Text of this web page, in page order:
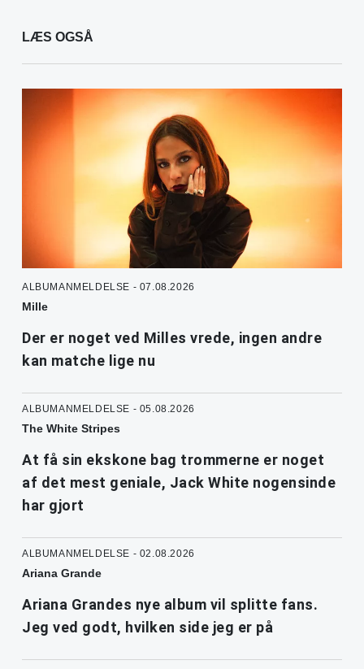
LÆS OGSÅ
ALBUMANMELDELSE - 07.08.2026
Mille
Der er noget ved Milles vrede, ingen andre
kan matche lige nu
ALBUMANMELDELSE - 05.08.2026
The White Stripes
At få sin ekskone bag trommerne er noget
af det mest geniale, Jack White nogensinde
har gjort
ALBUMANMELDELSE - 02.08.2026
Ariana Grande
Ariana Grandes nye album vil splitte fans.
Jeg ved godt, hvilken side jeg er på